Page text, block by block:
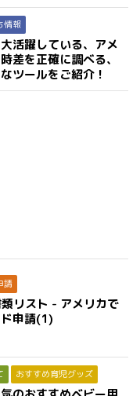
情報
活躍している、アメ
差を正確に調べる、
ツールをご紹介！
請
リスト - アメリカで
申請(1)
おすすめ育児グッズ